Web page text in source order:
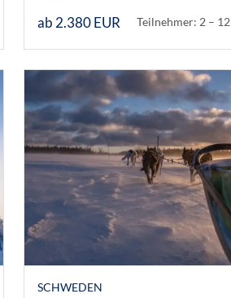
ab 2.380 EUR Teilnehmer: 2 – 12
SCHWEDEN